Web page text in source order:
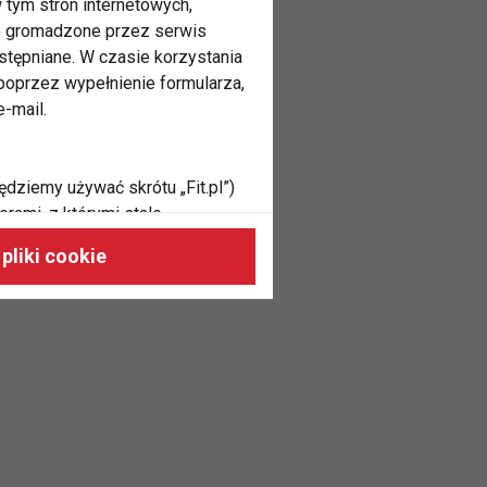
tym stron internetowych,
gromadzone przez serwis
W czasie korzystania
wypełnienie formularza,
mail.
używać skrótu „Fit.pl”)
z którymi stale
oraz do
odpowiadać Twoim
cookie